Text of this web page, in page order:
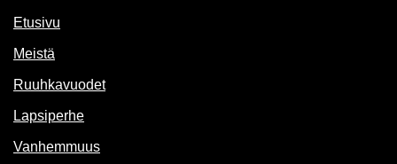
Etusivu
Meistä
Ruuhkavuodet
Lapsiperhe
Vanhemmuus